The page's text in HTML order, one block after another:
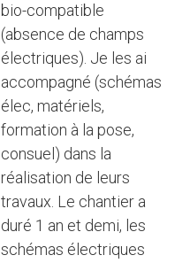
bio-compatible
(absence de champs
électriques). Je les ai
accompagné (schémas
élec, matériels,
formation à la pose,
consuel) dans la
réalisation de leurs
travaux. Le chantier a
duré 1 an et demi, les
schémas électriques